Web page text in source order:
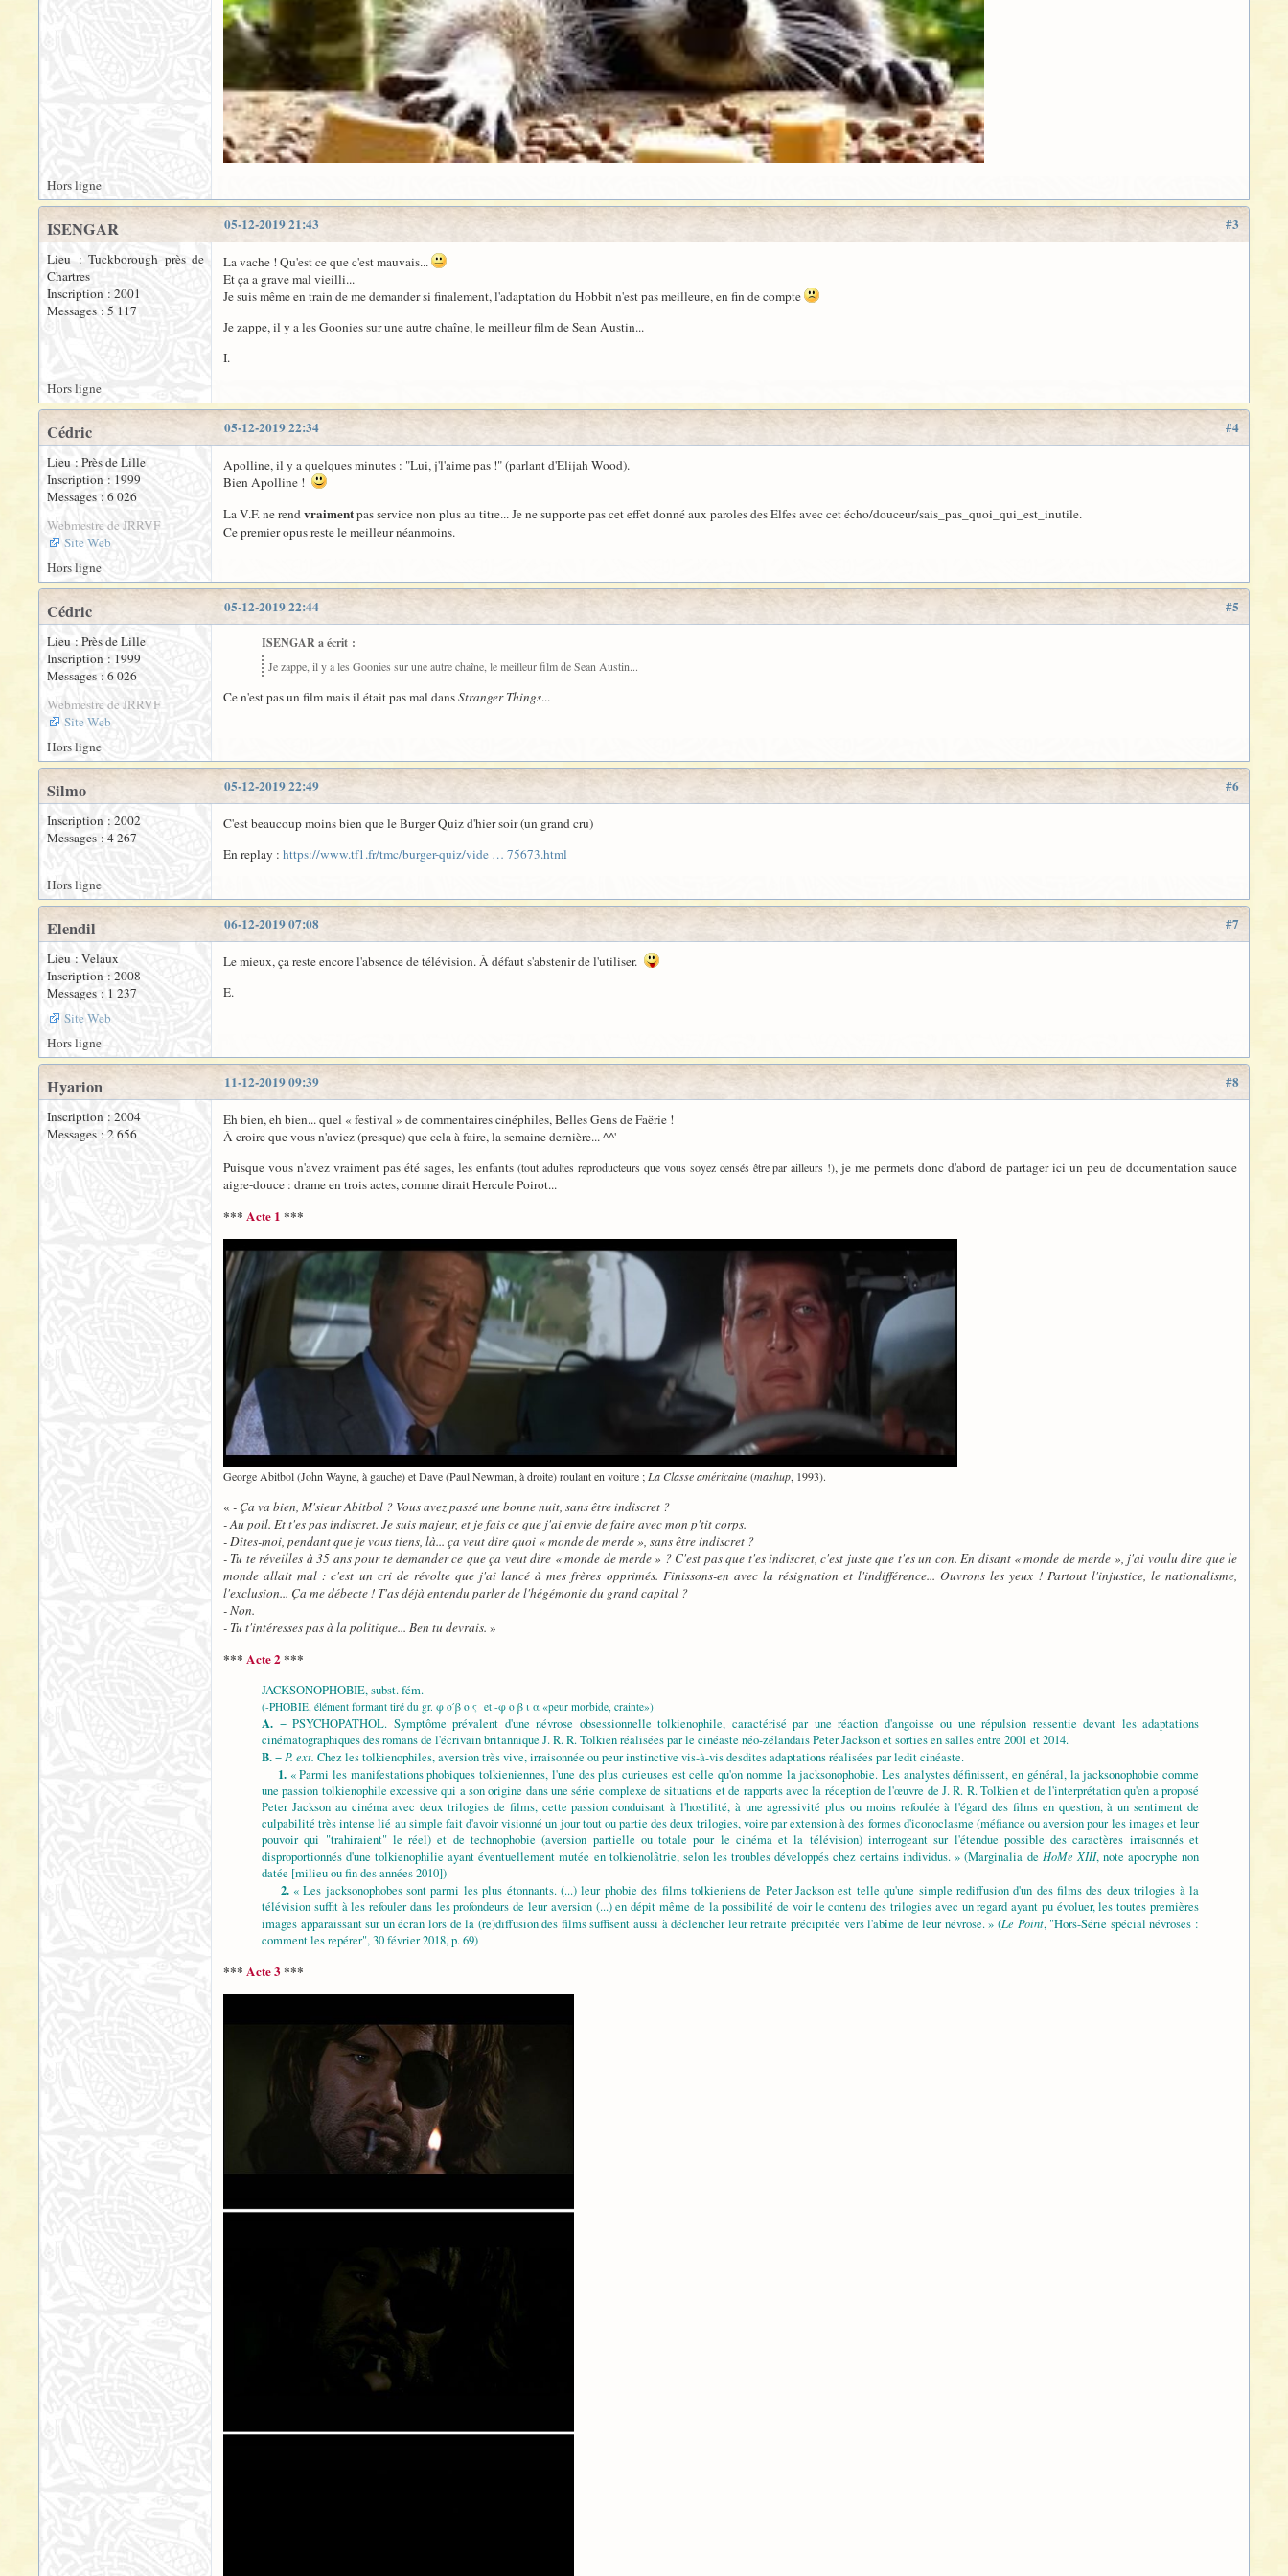
Hors ligne
#3
05-12-2019 21:43
ISENGAR
Lieu : Tuckborough près de
Chartres
Inscription : 2001
Messages : 5 117
La vache ! Qu'est ce que c'est mauvais...
Et ça a grave mal vieilli...
Je suis même en train de me demander si finalement, l'adaptation du Hobbit n'est pas meilleure, en fin de compte
Je zappe, il y a les Goonies sur une autre chaîne, le meilleur film de Sean Austin...
I.
Hors ligne
#4
05-12-2019 22:34
Cédric
Lieu : Près de Lille
Inscription : 1999
Messages : 6 026
Webmestre de JRRVF
Site Web
Apolline, il y a quelques minutes : "Lui, j'l'aime pas !" (parlant d'Elijah Wood).
Bien Apolline !
La V.F. ne rendvraimentpas service non plus au titre... Je ne supporte pas cet effet donné aux paroles des Elfes avec cet écho/douceur/sais_pas_quoi_qui_est_inutile.
Ce premier opus reste le meilleur néanmoins.
Hors ligne
#5
05-12-2019 22:44
Cédric
Lieu : Près de Lille
Inscription : 1999
Messages : 6 026
Webmestre de JRRVF
Site Web
ISENGAR a écrit :
Je zappe, il y a les Goonies sur une autre chaîne, le meilleur film de Sean Austin...
Ce n'est pas un film mais il était pas mal dansStranger Things...
Hors ligne
#6
05-12-2019 22:49
Silmo
Inscription : 2002
Messages : 4 267
C'est beaucoup moins bien que le Burger Quiz d'hier soir (un grand cru)
En replay : https://www.tf1.fr/tmc/burger-quiz/vide … 75673.html
Hors ligne
#7
06-12-2019 07:08
Elendil
Lieu : Velaux
Inscription : 2008
Messages : 1 237
Site Web
Le mieux, ça reste encore l'absence de télévision. À défaut s'abstenir de l'utiliser.
E.
Hors ligne
#8
11-12-2019 09:39
Hyarion
Inscription : 2004
Messages : 2 656
Eh bien, eh bien... quel « festival » de commentaires cinéphiles, Belles Gens de Faërie !
À croire que vous n'aviez (presque) que cela à faire, la semaine dernière... ^^'
Puisque vous n'avez vraiment pas été sages, les enfants (tout adultes reproducteurs que vous soyez censés être par ailleurs !), je me permets donc d'abord de partager ici un peu de documentation sauce
aigre-douce : drame en trois actes, comme dirait Hercule Poirot...
*** Acte 1 ***
George Abitbol (John Wayne, à gauche) et Dave (Paul Newman, à droite) roulant en voiture ;La Classe américaine(mashup, 1993).
« - Ça va bien, M'sieur Abitbol ? Vous avez passé une bonne nuit, sans être indiscret ?
- Au poil. Et t'es pas indiscret. Je suis majeur, et je fais ce que j'ai envie de faire avec mon p'tit corps.
- Dites-moi, pendant que je vous tiens, là... ça veut dire quoi « monde de merde », sans être indiscret ?
- Tu te réveilles à 35 ans pour te demander ce que ça veut dire « monde de merde » ? C'est pas que t'es indiscret, c'est juste que t'es un con. En disant « monde de merde », j'ai voulu dire que le
monde allait mal : c'est un cri de révolte que j'ai lancé à mes frères opprimés. Finissons-en avec la résignation et l'indifférence... Ouvrons les yeux ! Partout l'injustice, le nationalisme,
l'exclusion... Ça me débecte ! T'as déjà entendu parler de l'hégémonie du grand capital ?
- Non.
- Tu t'intéresses pas à la politique... Ben tu devrais. »
*** Acte 2***
JACKSONOPHOBIE, subst. fém.
(-PHOBIE, élément formant tiré du gr. φ ο ́β ο ς et -φ ο β ι α «peur morbide, crainte»)
A. − PSYCHOPATHOL. Symptôme prévalent d'une névrose obsessionnelle tolkienophile, caractérisé par une réaction d'angoisse ou une répulsion ressentie devant les adaptations
cinématographiques des romans de l'écrivain britannique J. R. R. Tolkien réalisées par le cinéaste néo-zélandais Peter Jackson et sorties en salles entre 2001 et 2014.
B.− P. ext. Chez les tolkienophiles, aversion très vive, irraisonnée ou peur instinctive vis-à-vis desdites adaptations réalisées par ledit cinéaste.
1.« Parmi les manifestations phobiques tolkieniennes, l'une des plus curieuses est celle qu'on nomme la jacksonophobie. Les analystes définissent, en général, la jacksonophobie comme
une passion tolkienophile excessive qui a son origine dans une série complexe de situations et de rapports avec la réception de l'œuvre de J. R. R. Tolkien et de l'interprétation qu'en a proposé
Peter Jackson au cinéma avec deux trilogies de films, cette passion conduisant à l'hostilité, à une agressivité plus ou moins refoulée à l'égard des films en question, à un sentiment de
culpabilité très intense lié au simple fait d'avoir visionné un jour tout ou partie des deux trilogies, voire par extension à des formes d'iconoclasme (méfiance ou aversion pour les images et leur
pouvoir qui "trahiraient" le réel) et de technophobie (aversion partielle ou totale pour le cinéma et la télévision) interrogeant sur l'étendue possible des caractères irraisonnés et
disproportionnés d'une tolkienophilie ayant éventuellement mutée en tolkienolâtrie, selon les troubles développés chez certains individus. » (Marginalia de HoMe XIII, note apocryphe non
datée [milieu ou fin des années 2010])
2.« Les jacksonophobes sont parmi les plus étonnants. (...) leur phobie des films tolkieniens de Peter Jackson est telle qu'une simple rediffusion d'un des films des deux trilogies à la
télévision suffit à les refouler dans les profondeurs de leur aversion (...) en dépit même de la possibilité de voir le contenu des trilogies avec un regard ayant pu évoluer, les toutes premières
images apparaissant sur un écran lors de la (re)diffusion des films suffisent aussi à déclencher leur retraite précipitée vers l'abîme de leur névrose. » (Le Point, "Hors-Série spécial névroses :
comment les repérer", 30 février 2018, p. 69)
*** Acte 3 ***